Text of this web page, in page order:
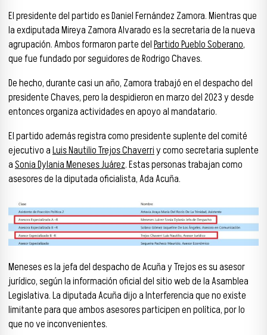
El presidente del partido es Daniel Fernández Zamora. Mientras que
la exdiputada Mireya Zamora Alvarado es la secretaria de la nueva
agrupación. Ambos formaron parte delPartido Pueblo Soberano,
que fue fundado por seguidores de Rodrigo Chaves.
De hecho, durante casi un año, Zamora trabajó en el despacho del
presidente Chaves, pero la despidieron en marzo del 2023 y desde
entonces organiza actividades en apoyo al mandatario.
El partido además registra como presidente suplente del comité
ejecutivo aLuis Nautilio Trejos Chaverriy como secretaria suplente
aSonia Dylania Meneses Juárez. Estas personas trabajan como
asesores de la diputada oficialista, Ada Acuña.
Meneses es la jefa del despacho de Acuña y Trejos es su asesor
jurídico, según la información oficial del sitio web de la Asamblea
Legislativa. La diputada Acuña dijo a Interferencia que no existe
limitante para que ambos asesores participen en política, por lo
que no ve inconvenientes.